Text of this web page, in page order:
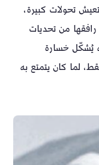
تحولات كبيرة،
من تحديات
يُشكّل خسارة
لما كان يتمتع به